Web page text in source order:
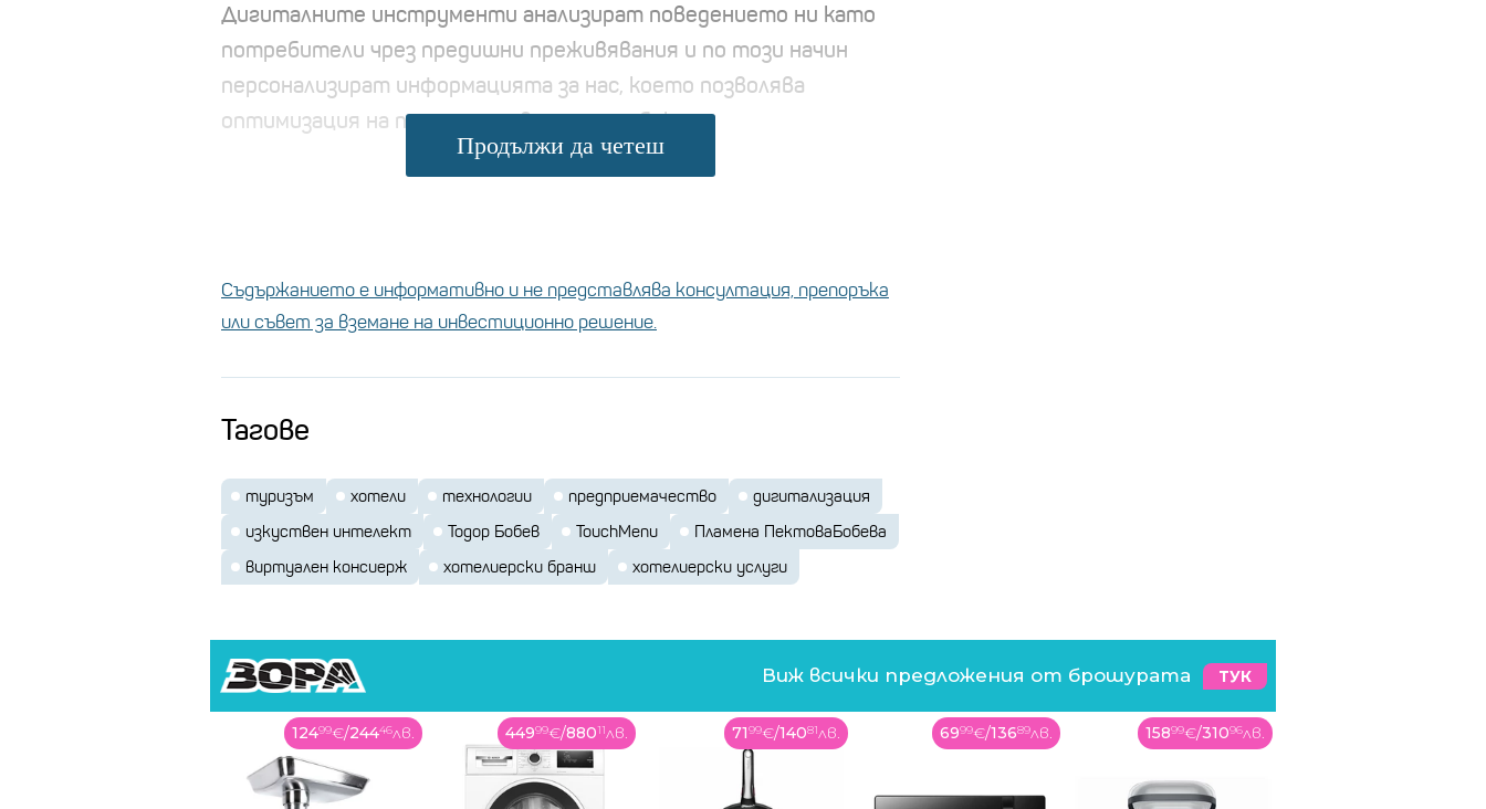
Дигиталните инструменти анализират поведението ни като
потребители чрез предишни преживявания и по този начин
персонализират информацията за нас, което позволява
оптимизация на престоя ни в дадения обект.
„Ролята наизкуствения интелектв този процес е съществена, защото
включването му в анализите предоставя ценни данни на мениджърските
Продължи да четеш
Съдържанието е информативно и не представлява консултация, препоръка
или съвет за вземане на инвестиционно решение.
Тагове
туризъм хотели технологии предприемачество
дигитализация
изкуствен интелект
Тодор Бобев TouchMenu
Пламена ПектоваБобева
виртуален консиерж
хотелиерски бранш хотелиерски услуги
Виж всички предложения от брошурата ТУК
44999€/88011лв. 7199€/14081лв. 6999€/13689лв. 15899€/31096лв. 6599€/12907лв.